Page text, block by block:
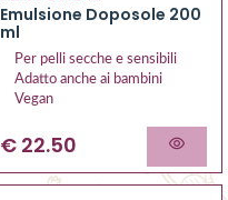
Emulsione Doposole 200
ml
Per pelli secche e sensibili
Adatto anche ai bambini
Vegan
€ 22.50